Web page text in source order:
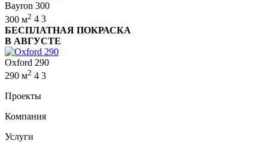
Bayron 300
300 м2 4 3
БЕСПЛАТНАЯ ПОКРАСКА
В АВГУСТЕ
Oxford 290
290 м2 4 3
Проекты
Компания
Услуги